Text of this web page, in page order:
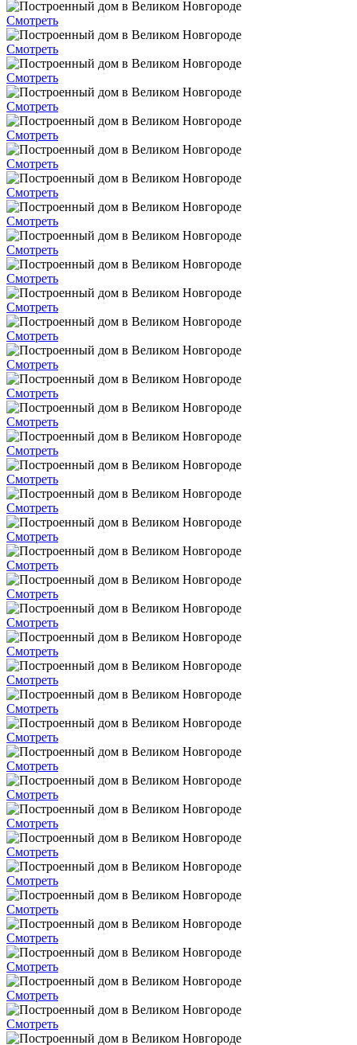
Смотреть
Смотреть
Смотреть
Смотреть
Смотреть
Смотреть
Смотреть
Смотреть
Смотреть
Смотреть
Смотреть
Смотреть
Смотреть
Смотреть
Смотреть
Смотреть
Смотреть
Смотреть
Смотреть
Смотреть
Смотреть
Смотреть
Смотреть
Смотреть
Смотреть
Смотреть
Смотреть
Смотреть
Смотреть
Смотреть
Смотреть
Смотреть
Смотреть
Смотреть
Смотреть
Смотреть